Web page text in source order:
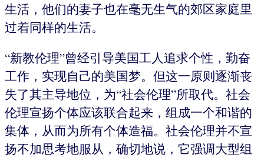
生活，他们的妻子也在毫无生气的郊区家庭里
过着同样的生活。
“新教伦理”曾经引导美国工人追求个性，勤奋
工作，实现自己的美国梦。但这一原则逐渐丧
失了其主导地位，为“社会伦理”所取代。社会
伦理宣扬个体应该联合起来，组成一个和谐的
集体，从而为所有个体造福。社会伦理并不宣
扬不加思考地服从，确切地说，它强调大型组